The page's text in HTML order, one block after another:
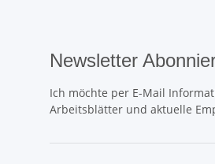
Newsletter
Ich möchte per E-Mail
Arbeitsblätter und aktuelle